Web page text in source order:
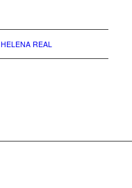
HELENA REAL